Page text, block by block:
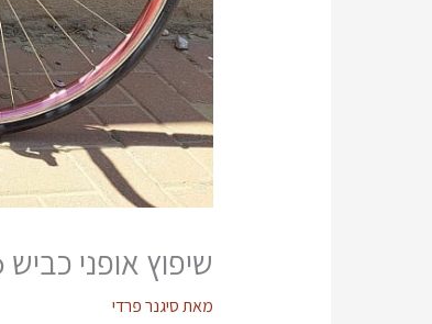
שיפוץ אופני כביש Colnago Mexico
מאתסיגנר פרדי